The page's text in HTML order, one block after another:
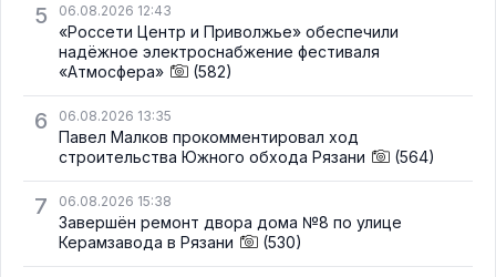
5 06.08.2026 12:43
«Россети Центр и Приволжье» обеспечили
надёжное электроснабжение фестиваля
«Атмосфера»
(582)
6 06.08.2026 13:35
Павел Малков прокомментировал ход
строительства Южного обхода Рязани
(564)
7 06.08.2026 15:38
Завершён ремонт двора дома №8 по улице
Керамзавода в Рязани
(530)